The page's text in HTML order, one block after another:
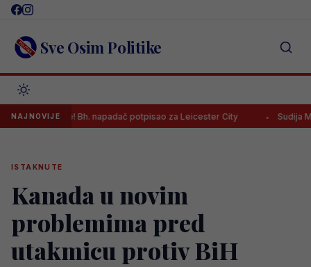
Skip
content Sve Osim Politike
NAJNOVIJE
Bh. napadač potpisao za Leicester City Sudija Musić
ISTAKNUTE
Kanada u novim
problemima pred
utakmicu protiv BiH